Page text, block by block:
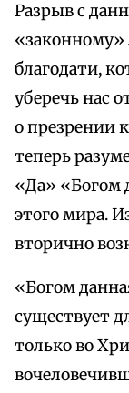
Разрыв с
благодати,
уберечь нас
о презрении
теперь
«Да» «Богом
этого мира.
вторично
«Богом
существует
только во